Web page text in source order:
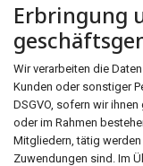
Erbringung
Wir verarbeiten die
Kunden oder sonstiger
DSGVO, sofern wir
oder im Rahmen
Mitgliedern, tätig
Zuwendungen sind. Im